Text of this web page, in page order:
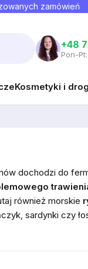
zamówień
+48
Pon-
Kosmetyki i
dochodzi do
również morskie
sardynki czy